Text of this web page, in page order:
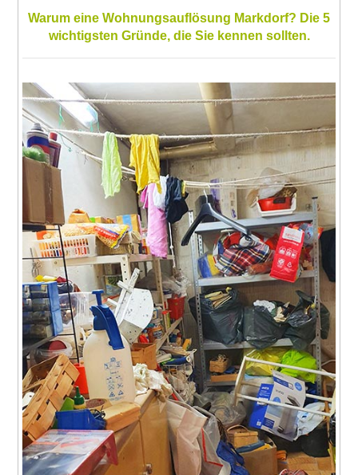
Warum eine Wohnungsauflösung Markdorf? Die 5
wichtigsten Gründe, die Sie kennen sollten.